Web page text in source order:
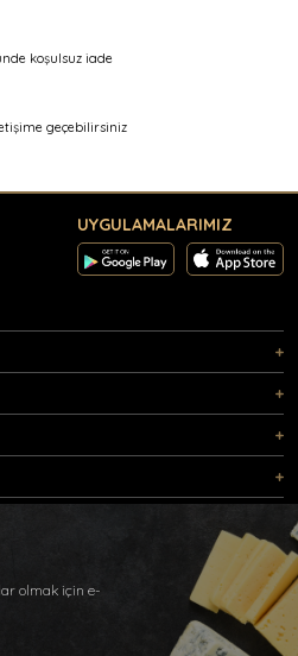
koşulsuz iade
geçebilirsiniz
UYGULAMALARIMIZ
olmak için e-